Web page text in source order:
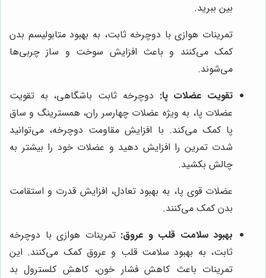
بین ببرید.
تمرینات هوازی با دوچرخه ثابت، به بهبود متابولیسم بدن
کمک می‌کنند و باعث افزایش سوخت و ساز چربی‌ها
می‌شوند.
تقویت عضلات پا: دوچرخه ثابت باشگاهی، به تقویت
عضلات پا، به ویژه عضلات چهارسر ران، همسترینگ و ساق
پا کمک می‌کند. با افزایش مقاومت دوچرخه، می‌توانید
شدت تمرین را افزایش دهید و عضلات خود را بیشتر به
چالش بکشید.
عضلات قوی پا، به بهبود تعادل، افزایش قدرت و استقامت
بدن کمک می‌کنند.
بهبود سلامت قلب و عروق: تمرینات هوازی با دوچرخه
ثابت، به بهبود سلامت قلب و عروق کمک می‌کنند. این
تمرینات باعث کاهش فشار خون، کاهش کلسترول بد